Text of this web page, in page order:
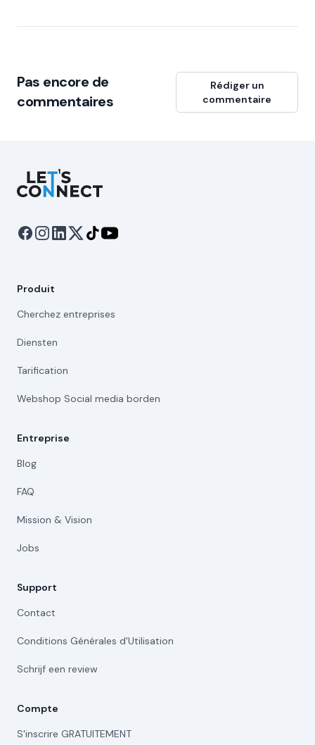
Pas encore de
commentaires
Rédiger un
commentaire
Let's Connect
Produit
Cherchez entreprises
Diensten
Tarification
Webshop Social media borden
Entreprise
Blog
FAQ
Mission & Vision
Jobs
Support
Contact
Conditions Générales d'Utilisation
Schrijf een review
Compte
S'inscrire GRATUITEMENT